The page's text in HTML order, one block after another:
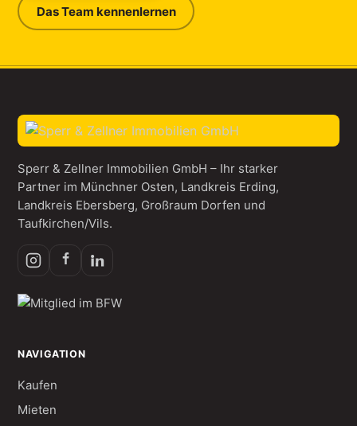
Das Team kennenlernen
Sperr & Zellner Immobilien GmbH – Ihr starker
Partner im Münchner Osten, Landkreis Erding,
Landkreis Ebersberg, Großraum Dorfen und
Taufkirchen/Vils.
NAVIGATION
Kaufen
Mieten